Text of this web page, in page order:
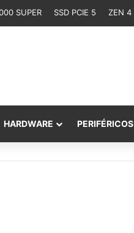
SUPER SSD PCIE 5 ZEN 4
HARDWARE PERIFÉRICOS